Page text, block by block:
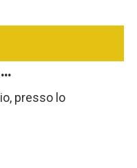
presso lo